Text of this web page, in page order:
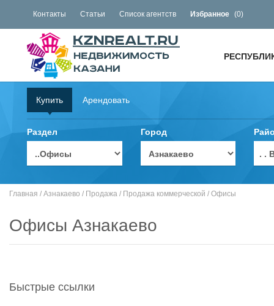
Контакты Статьи Список агентств Избранное (0)
Купить Арендовать
Раздел Город
. .
Главная / Азнакаево / Продажа / Продажа коммерческой / Офисы
Офисы Азнакаево
Быстрые ссылки